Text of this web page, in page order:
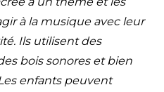
à la musique avec leur
Ils utilisent des
bois sonores et bien
enfants peuvent